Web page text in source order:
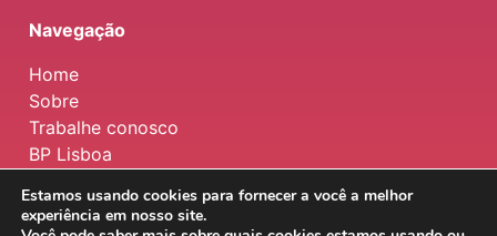
Navegação
Home
Sobre
Trabalhe conosco
BP Lisboa
Estamos usando cookies para fornecer a você a melhor
experiência em nosso site.